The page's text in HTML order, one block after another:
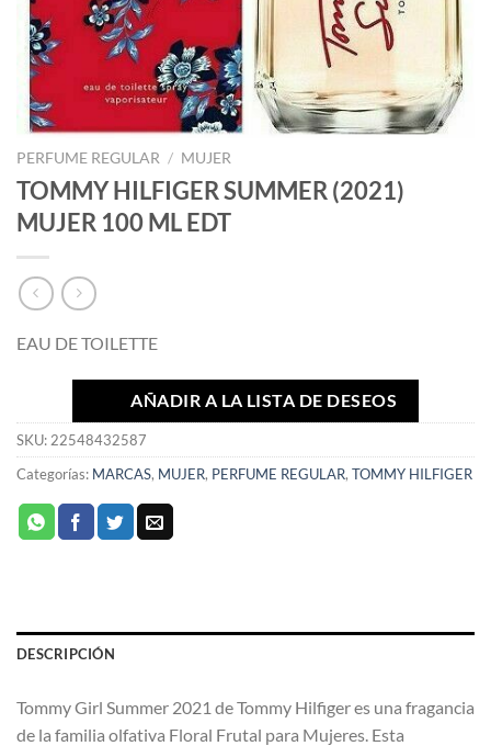
PERFUME REGULAR / MUJER
TOMMY HILFIGER SUMMER (2021)
MUJER 100 ML EDT
EAU DE TOILETTE
AÑADIR A LA LISTA DE DESEOS
SKU: 22548432587
Categorías: MARCAS, MUJER, PERFUME REGULAR, TOMMY HILFIGER
DESCRIPCIÓN
Tommy Girl Summer 2021 de Tommy Hilfiger es una fragancia
de la familia olfativa Floral Frutal para Mujeres. Esta